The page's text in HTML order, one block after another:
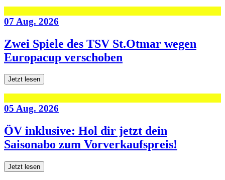
07 Aug. 2026
Zwei Spiele des TSV St.Otmar wegen
Europacup verschoben
Jetzt lesen
05 Aug. 2026
ÖV inklusive: Hol dir jetzt dein
Saisonabo zum Vorverkaufspreis!
Jetzt lesen